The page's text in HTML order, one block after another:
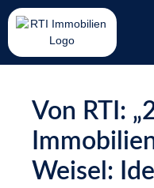
Von RTI:
Weisel: